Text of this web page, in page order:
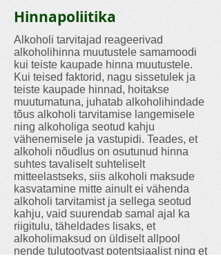
Hinnapoliitika
Alkoholi tarvitajad reageerivad
alkoholihinna muutustele samamoodi
kui teiste kaupade hinna muutustele.
Kui teised faktorid, nagu sissetulek ja
teiste kaupade hinnad, hoitakse
muutumatuna, juhatab alkoholihindade
tõus alkoholi tarvitamise langemisele
ning alkoholiga seotud kahju
vähenemisele ja vastupidi. Teades, et
alkoholi nõudlus on osutunud hinna
suhtes tavaliselt suhteliselt
mitteelastseks, siis alkoholi maksude
kasvatamine mitte ainult ei vähenda
alkoholi tarvitamist ja sellega seotud
kahju, vaid suurendab samal ajal ka
riigitulu, täheldades lisaks, et
alkoholimaksud on üldiselt allpool
nende tulutootvast potentsiaalist ning et